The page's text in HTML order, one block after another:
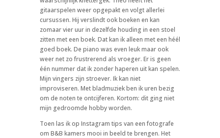
gitaarspelen weer opgepakt en volgt allerlei
cursussen. Hij verslindt ook boeken en kan
zomaar vier uur in dezelfde houding in een stoel
zitten met een boek. Dat kan ik alleen met een héél
goed boek. De piano was even leuk maar ook
weer net zo frustrerend als vroeger. Er is geen
één nummer dat ik zonder haperen uit kan spelen.
Mijn vingers zijn stroever. Ik kan niet
improviseren. Met bladmuziek ben ik uren bezig
om de noten te ontcijferen. Kortom: dit ging niet
mijn gedroomde hobby worden.
Toen las ik op Instagram tips van een fotografe
om B&B kamers mooi in beeld te brengen. Het